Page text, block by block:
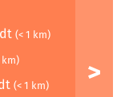
(< 1 km)
km)
(< 1 km)